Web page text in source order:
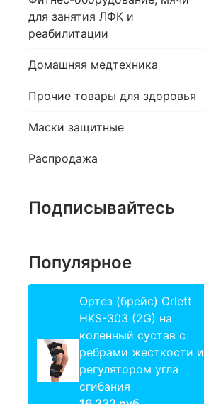
для занятия ЛФК и
реабилитации
Домашняя медтехника
Прочие товары для здоровья
Маски защитные
Распродажа
Подписывайтесь
Популярное
Ортез (брейс) Orlett
HKS-303 (2G) на
коленный сустав с
ребрами жесткости и
регулятором угла
сгибания